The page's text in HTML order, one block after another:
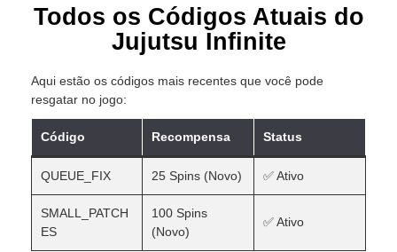
Todos os Códigos Atuais do
Jujutsu Infinite
Aqui estão os códigos mais recentes que você pode
resgatar no jogo:
Código Recompensa Status
QUEUE_FIX 25 Spins (Novo) ✅ Ativo
SMALL_PATCH
ES
100 Spins
(Novo)
✅ Ativo